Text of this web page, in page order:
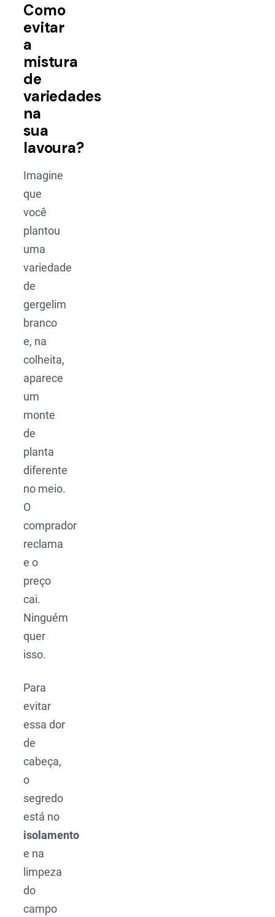
Como
evitar
a
mistura
de
variedades
na
sua
lavoura?
Imagine
que
você
plantou
uma
variedade
de
gergelim
branco
e, na
colheita,
aparece
um
monte
de
planta
diferente
no meio.
O
comprador
reclama
e o
preço
cai.
Ninguém
quer
isso.
Para
evitar
essa dor
de
cabeça,
o
segredo
está no
isolamento
e na
limpeza
do
campo